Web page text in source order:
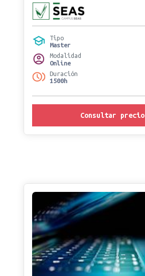
Tipo
Master
Modalidad
Online
Duración
1500h
Consultar precio